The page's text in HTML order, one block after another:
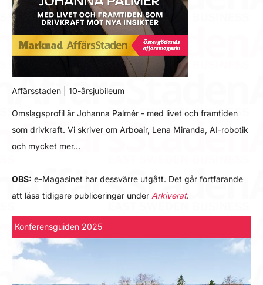
Affärsstaden | 10-årsjubileum
Omslagsprofil är Johanna Palmér - med livet och framtiden
som drivkraft. Vi skriver om Arboair, Lena Miranda, AI-robotik
och mycket mer…
OBS: e-Magasinet har dessvärre utgått. Det går fortfarande
att läsa tidigare publiceringar under Arkiverat.
Konferensguiden 2025